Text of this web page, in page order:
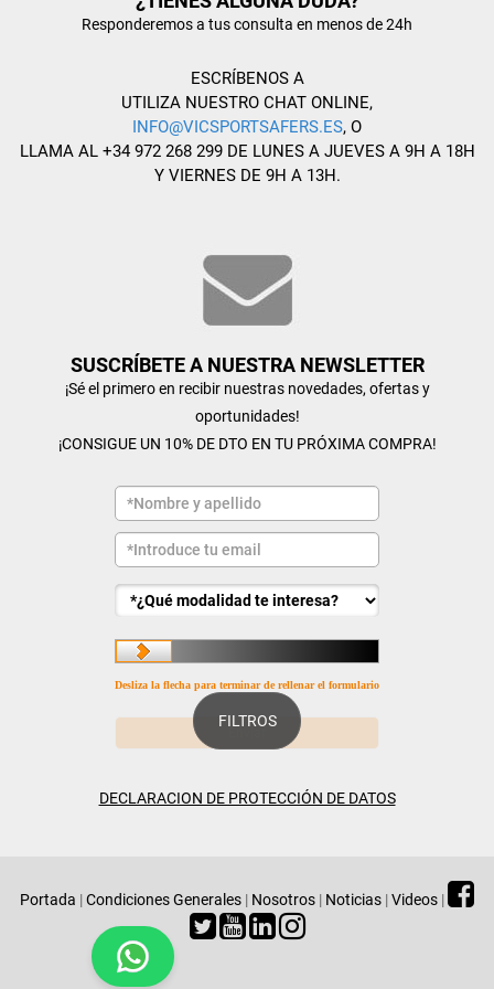
FILTROS
Responderemos a tus consulta en menos de 24h
ESCRÍBENOS A
UTILIZA NUESTRO CHAT ONLINE,
INFO@VICSPORTSAFERS.ES, O
LLAMA AL +34 972 268 299 DE LUNES A JUEVES A 9H A 18H
Y VIERNES DE 9H A 13H.
SUSCRÍBETE A NUESTRA NEWSLETTER
¡Sé el primero en recibir nuestras novedades, ofertas y
oportunidades!
¡CONSIGUE UN 10% DE DTO EN TU PRÓXIMA COMPRA!
Desliza la flecha para terminar de rellenar el formulario
DECLARACION DE PROTECCIÓN DE DATOS
Portada |Condiciones Generales | Nosotros | Noticias |Videos |